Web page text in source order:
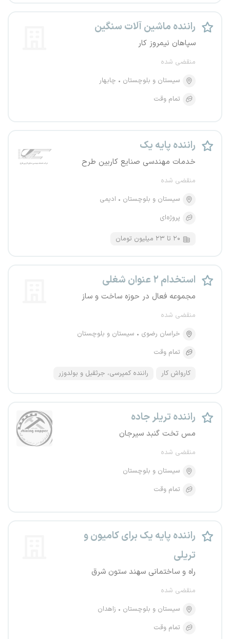
راننده ماشین آلات سنگین
سپاهان نیمروز کار
منقضی شده
سیستان و بلوچستان
چابهار
تمام وقت
راننده پایه یک
خدمات مهندسی صنایع کاربین طرح
منقضی شده
سیستان و بلوچستان
ادیمی
پروژه‌ای
۲۰ تا ۲۳ میلیون تومان
استخدام ۲ عنوان شغلی
مجموعه فعال در حوزه ساخت و ساز
منقضی شده
خراسان رضوی
سیستان و بلوچستان
تمام وقت
کارواش کار راننده کمپرسی، جرثقیل و بولدوزر
راننده تریلر جاده
مس تخت گنبد سیرجان
منقضی شده
سیستان و بلوچستان
تمام وقت
راننده پایه یک برای کامیون و
تریلی
راه و ساختمانی سهند ستون شرق
منقضی شده
سیستان و بلوچستان
زاهدان
تمام وقت